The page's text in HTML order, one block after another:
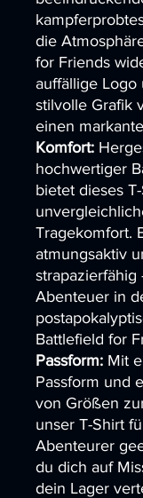
die
for Friends
auffällige Logo
stilvolle Grafik
einen
Komfort:
hochwertiger
bietet dieses
Tragekomfort.
atmungsaktiv
strapazierfähig
Abenteuer in
Battlefield for
Passform: Mit
Passform und
von Größen
unser T-Shirt
Abenteurer
du dich auf
dein Lager